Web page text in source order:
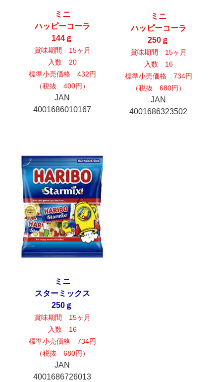
ミニ
ハッピーコーラ
144ｇ
賞味期間 15ヶ月
入数 20
標準小売価格 432円
（税抜 400円）
JAN
4001686010167
ミニ
ハッピーコーラ
250ｇ
賞味期間 15ヶ月
入数 16
標準小売価格 734円
（税抜 680円）
JAN
4001686323502
ミニ
スターミックス
250ｇ
賞味期間 15ヶ月
入数 16
標準小売価格 734円
（税抜 680円）
JAN
4001686726013